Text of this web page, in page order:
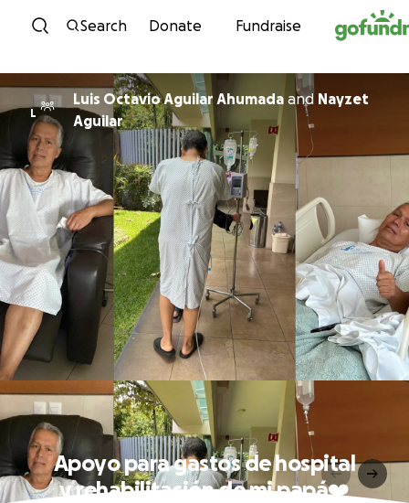
Skip to content
Search Donate Fundraise
L
Luis Octavio Aguilar Ahumada and Nayzet
Aguilar
Apoyo para gastos de hospital
y rehabilitación de mi papá❤️